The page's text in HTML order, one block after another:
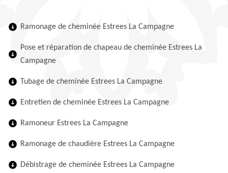
Ramonage de cheminée Estrees La Campagne
Pose et réparation de chapeau de cheminée Estrees La
Campagne
Tubage de cheminée Estrees La Campagne
Entretien de cheminée Estrees La Campagne
Ramoneur Estrees La Campagne
Ramonage de chaudière Estrees La Campagne
Débistrage de cheminée Estrees La Campagne